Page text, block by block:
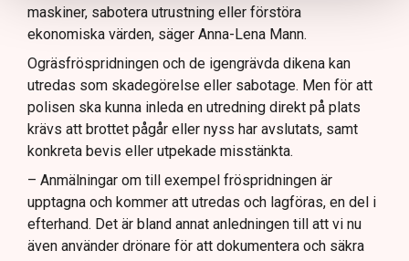
maskiner, sabotera utrustning eller förstöra
ekonomiska värden, säger Anna-Lena Mann.
Ogräsfröspridningen och de igengrävda dikena kan
utredas som skadegörelse eller sabotage. Men för att
polisen ska kunna inleda en utredning direkt på plats
krävs att brottet pågår eller nyss har avslutats, samt
konkreta bevis eller utpekade misstänkta.
– Anmälningar om till exempel fröspridningen är
upptagna och kommer att utredas och lagföras, en del i
efterhand. Det är bland annat anledningen till att vi nu
även använder drönare för att dokumentera och säkra